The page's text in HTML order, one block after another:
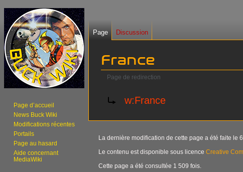
France
Page de redirection
w:France
Page Discussion
Page d’accueil
News Buck Wiki
Modifications récentes
Portails
Page au hasard
Aide concernant
MediaWiki
La dernière modification de cette page a été faite le
Le contenu est disponible sous licence Creative
Cette page a été consultée 1 509 fois.